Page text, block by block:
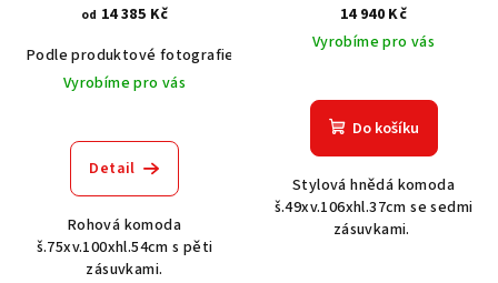
od 14 385 Kč
Podle produktové fotografie
Akát vintage BT1551
Vyrobíme pro vás
Detail
Rohová komoda
š.75xv.100xhl.54cm s pěti
zásuvkami.
14 940 Kč
Vyrobíme pro vás
Do košíku
Stylová hnědá komoda
š.49xv.106xhl.37cm se sedmi
zásuvkami.